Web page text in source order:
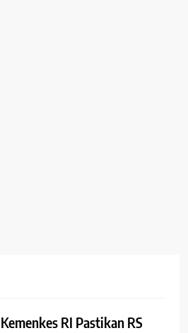
Kemenkes RI Pastikan RS